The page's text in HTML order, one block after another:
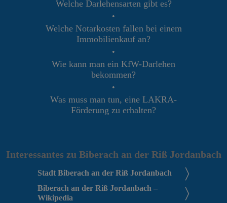
Welche Darlehensarten gibt es?
•
Welche Notarkosten fallen bei einem
Immobilienkauf an?
•
Wie kann man ein KfW-Darlehen
bekommen?
•
Was muss man tun, eine LAKRA-
Förderung zu erhalten?
Interessantes zu Biberach an der Riß Jordanbach
Stadt Biberach an der Riß Jordanbach
Biberach an der Riß Jordanbach –
Wikipedia